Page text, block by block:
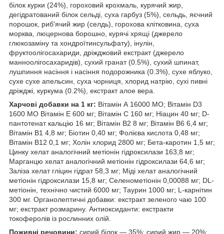
білок курки (24%), гороховий крохмаль, курячий жир,
дегідратований білок сельді, суха гарбуз (5%), сельдь, яєчний
порошок, риб'ячий жир (селдь), горохова клітковина, суха
морква, люцернова борошно, курячі хрящі (джерело
глюкозаміну та хондроїтинсульфату), інулін,
фруктоолігосахариди, дріжджовий екстракт (джерело
манноолігосахаридів), сухий гранат (0.5%), сухий шпинат,
лушпиння насіння і насіння подорожника (0.3%), сухе яблуко,
сухе сухе апельсин, суха чорниця, хлорид натрію, сухі пивні
дріжджі, куркума (0.2%), екстракт алое вера.
Харчові добавки на 1 кг: Вітамін А 16000 МО; Вітамін D3
1600 МО Вітамін Е 600 мг; Вітамін C 160 мг; Ніацин 40 мг; D-
пантотенат кальцію 16 мг; Вітамін В2 8 мг; Вітамін В6 6,4 мг;
Вітамін В1 4,8 мг; Біотин 0,40 мг; Фолієва кислота 0,48 мг;
Вітамін В12 0,1 мг; Холін хлорид 2800 мг; Бета-каротин 1,5 мг;
Цинку хелат аналогічний метіонін гідроксилази 163,8 мг;
Марганцю хелат аналогічний метіонін гідроксилази 64,6 мг;
Заліза хелат гліцин гідрат 58,3 мг; Міді хелат аналогічний
метіонін гідроксилази 15,8 мг; Селенометіонін 0,00088 мг; DL-
метіонін, технічно чистий 6000 мг; Таурин 1000 мг; L-карнітин
300 мг. Органолептичні добавки: екстракт зеленого чаю 100
мг; екстракт розмарину. Антиоксиданти: екстракти
токоферолів із рослинних олій.
Поживні речовини: сирий білок — 35%; сирий жир — 20%;